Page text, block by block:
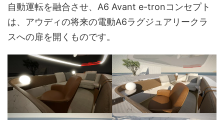
自動運転を融合させ、A6 Avant e-tronコンセプト
は、アウディの将来の電動A6ラグジュアリークラ
スへの扉を開くものです。